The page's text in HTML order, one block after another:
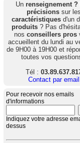
Un renseignement ?
précisions sur les
caractéristiques d'un
produits ? Pas
nos conseillers pros
accueillent du lundi au
de 9H00 à 19H00 et
toutes vos
Tél :
Contact par email
Pour recevoir nos emails
d'informations
Indiquez votre adresse
dessus